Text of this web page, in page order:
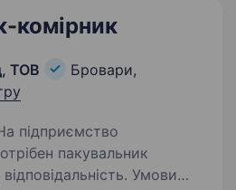
комірник
ТОВ
Бровари,
пакувальник
Умови